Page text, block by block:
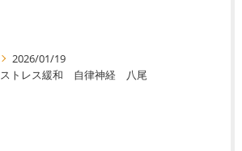
2026/01/19
ストレス緩和 自律神経 八尾